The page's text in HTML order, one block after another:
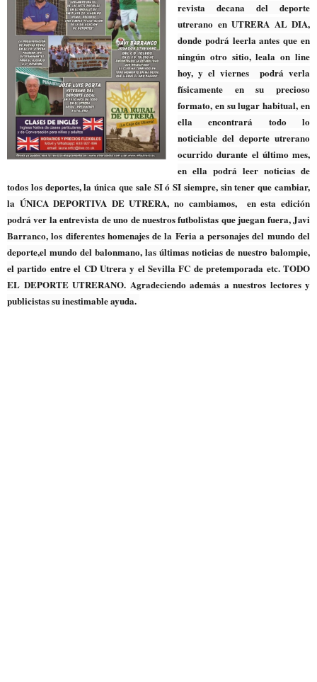
revista decana del deporte
utrerano en UTRERA AL DIA,
donde podrá leerla antes que en
ningún otro sitio, leala on line
hoy, y el viernes podrá verla
físicamente en su precioso
formato, en su lugar habitual, en
ella encontrará todo lo
noticiable del deporte utrerano
ocurrido durante el último mes,
en ella podrá leer noticias de
todos los deportes, la única que sale SI ó SI siempre, sin tener que cambiar,
la ÚNICA DEPORTIVA DE UTRERA, no cambiamos, en esta edición
podrá ver la entrevista de uno de nuestros futbolistas que juegan fuera, Javi
Barranco, los diferentes homenajes de la Feria a personajes del mundo del
deporte,el mundo del balonmano, las últimas noticias de nuestro balompie,
el partido entre el CD Utrera y el Sevilla FC de pretemporada etc. TODO
EL DEPORTE UTRERANO. Agradeciendo además a nuestros lectores y
publicistas su inestimable ayuda.